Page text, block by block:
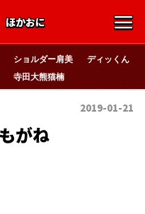
ほかおに
ショルダー肩美
ディッくん
寺田大熊猫楠
2019-01-21
がね